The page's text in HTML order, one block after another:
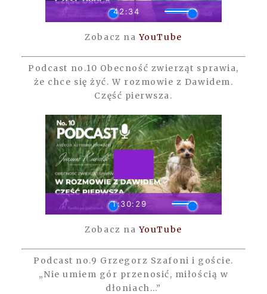
Zobacz na YouTube
Podcast no.10 Obecność zwierząt sprawia,
że chce się żyć. W rozmowie z Dawidem.
Część pierwsza.
Zobacz na YouTube
Podcast no.9 Grzegorz Szafoni i goście.
„Nie umiem gór przenosić, miłością w
dłoniach…”